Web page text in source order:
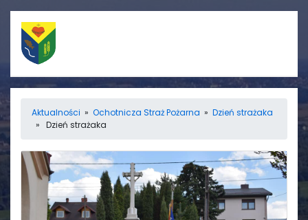
Straż Pożarna
Ośrodek zdrowia
Informacje
Aktualności
Aktualności » Ochotnicza Straż Pożarna » Dzień strażaka
» Dzień strażaka